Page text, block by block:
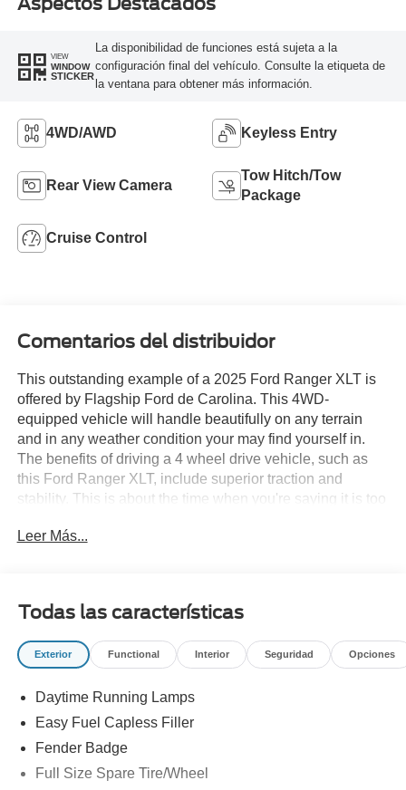
VIEW
WINDOW
STICKER
La disponibilidad de funciones está sujeta a la
configuración final del vehículo. Consulte la etiqueta de
la ventana para obtener más información.
4WD/AWD Keyless Entry
Rear View Camera
Tow Hitch/Tow
Package
Cruise Control
Comentarios del distribuidor
This outstanding example of a 2025 Ford Ranger XLT is
offered by Flagship Ford de Carolina. This 4WD-
equipped vehicle will handle beautifully on any terrain
and in any weather condition your may find yourself in.
The benefits of driving a 4 wheel drive vehicle, such as
this Ford Ranger XLT, include superior traction and
stability. This is about the time when you're saying it is too
absolutely true. This is the one. Just what you've been
Leer Más...
Todas las características
Exterior Functional Interior Seguridad Opciones
Daytime Running Lamps
Easy Fuel Capless Filler
Fender Badge
Full Size Spare Tire/Wheel